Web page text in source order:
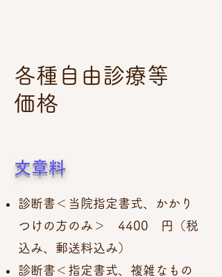
各種自由診療等
価格
文章料
診断書＜当院指定書式、かかり
つけの方のみ＞ 4400 円（税
込み、郵送料込み）
​診断書＜指定書式、複雑なもの